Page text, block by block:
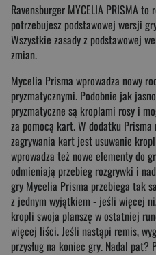
Ravensburger MYCELIA PRISMA
potrzebujesz podstawowej wersji
Wszystkie zasady z podstawowej
zmian.
Mycelia Prisma wprowadza nowy
pryzmatycznymi. Podobnie jak
pryzmatyczne są kroplami rosy i
za pomocą kart. W dodatku
zagrywania kart jest usuwanie
wprowadza też nowe elementy do
odmieniają przebieg rozgrywki i
gry Mycelia Prisma przebiega tak
z jednym wyjątkiem - jeśli więcej
kropli swoja planszę w ostatniej
więcej liści. Jeśli nastąpi remis,
przysług na koniec gry. Nadal